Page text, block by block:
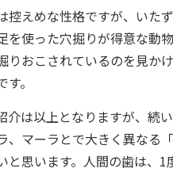
えめな性格ですが、いたず
を使った穴掘りが得意な動
りおこされているのを見か
。
介は以上となりますが、続
、マーラとで大きく異なる
と思います。人間の歯は、1